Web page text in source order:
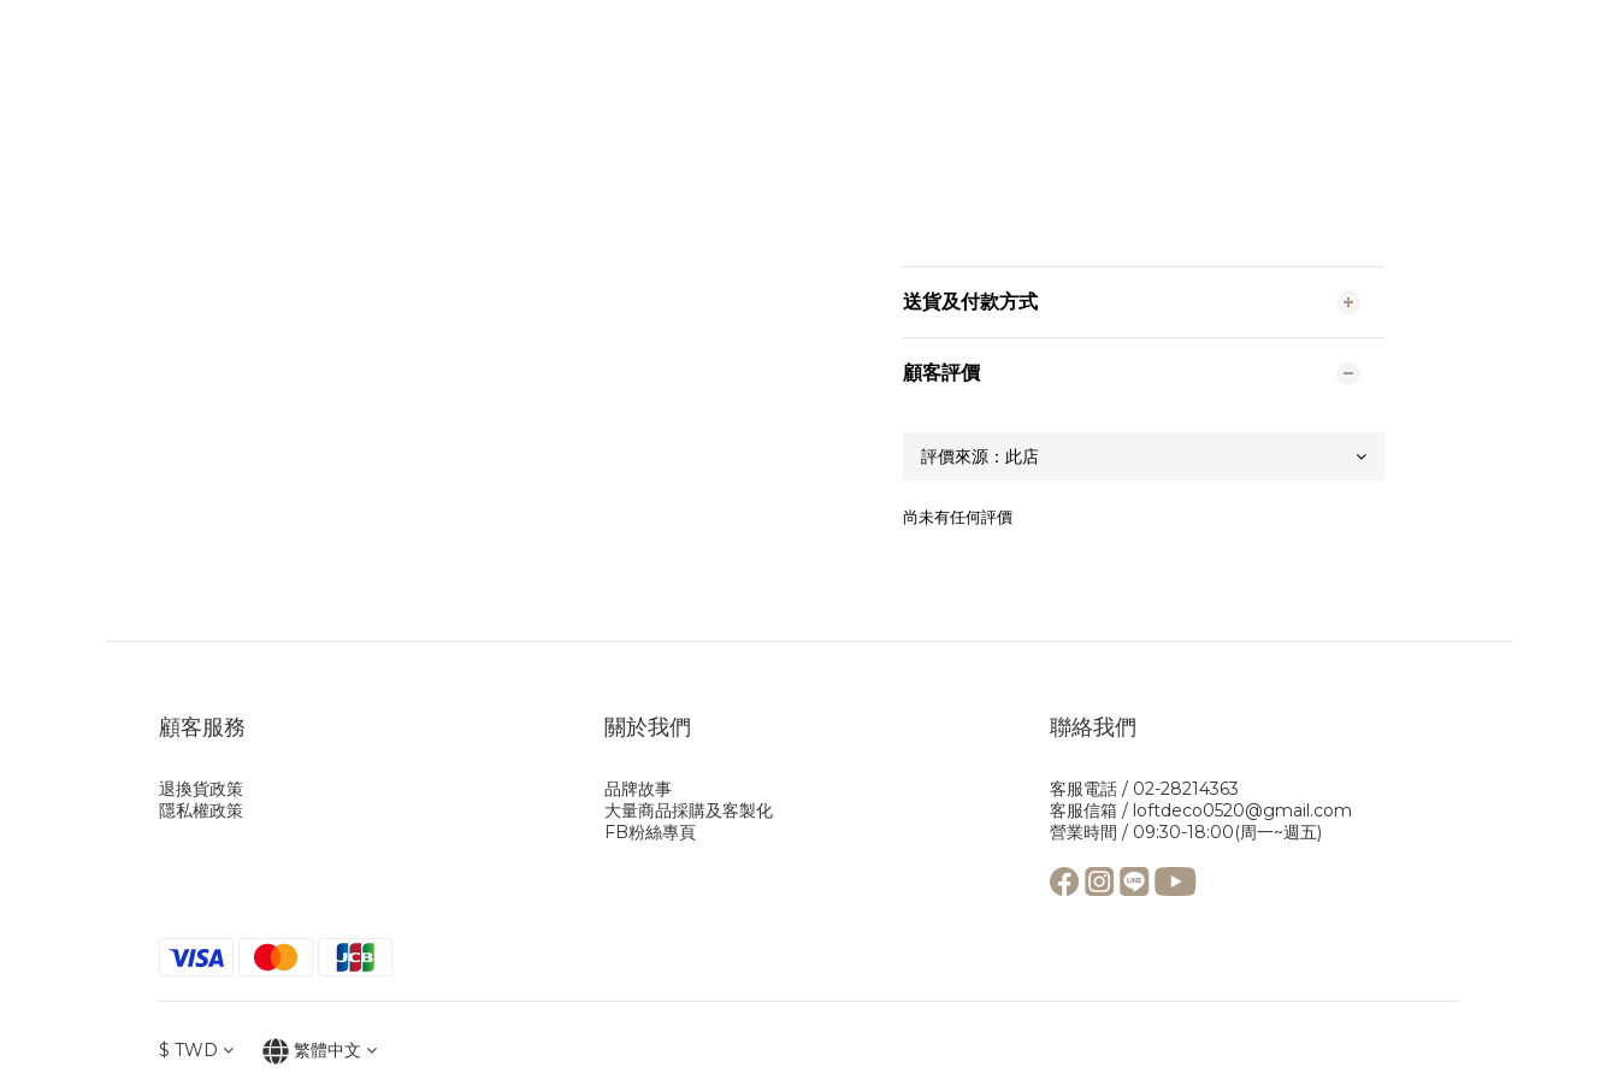
送貨及付款方式
顧客評價
尚未有任何評價
顧客服務
退換貨政策
隱私權政策
關於我們
品牌故事
大量商品採購及客製化
FB粉絲專頁
聯絡我們
客服電話 / 02-28214363
客服信箱 / loftdeco0520@gmail.com
營業時間 / 09:30-18:00(周一~週五)
$ TWD 繁體中文